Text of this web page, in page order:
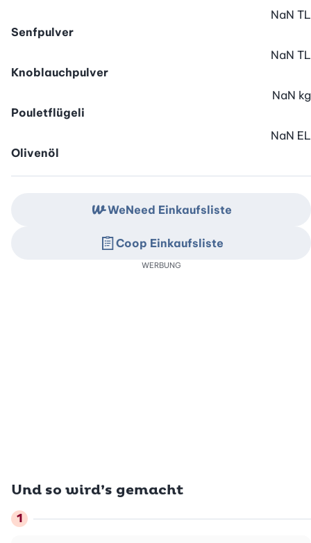
Senfpulver
NaN TL
Knoblauchpulver
NaN TL
Pouletflügeli
NaN kg
Olivenöl
NaN EL
Und so wird’s gemacht
WeNeed Einkaufsliste
Coop Einkaufsliste
WERBUNG